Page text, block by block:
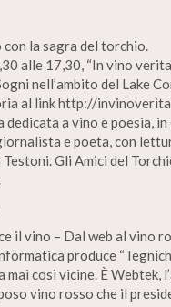
la sagra del torchio.
alle 17,30, “In vino
nell’ambito del Lake
al link http://
dedicata a vino e poesia,
e poeta, con
Gli Amici del
il vino – Dal web al vino
produce
così vicine. È Webtek,
vino rosso che il